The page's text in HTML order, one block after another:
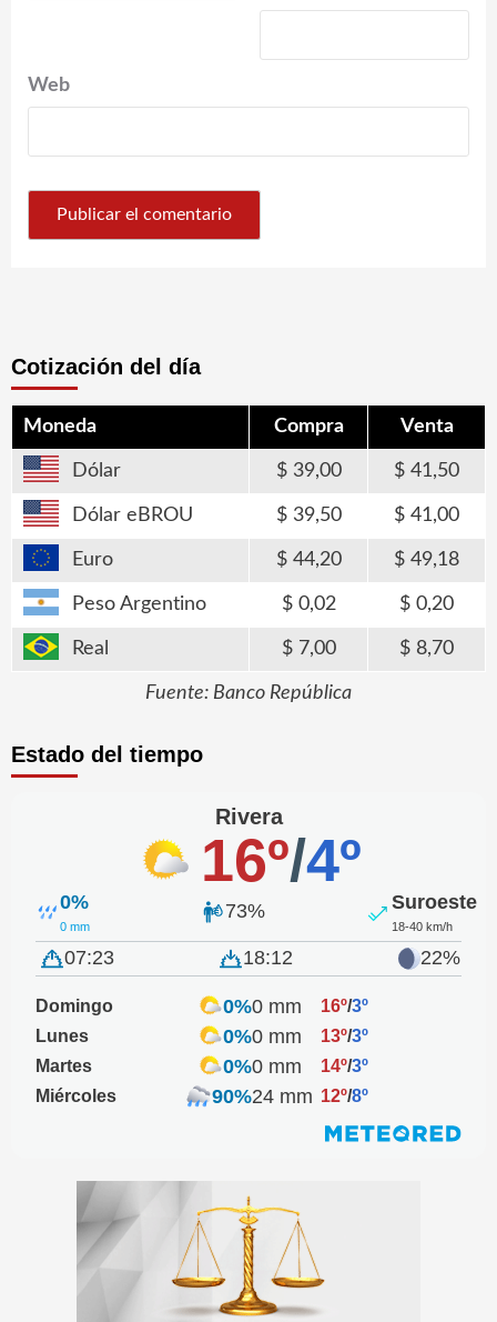
Web
Cotización del día
Moneda Compra Venta
Dólar 39,00 41,50
Dólar eBROU 39,50 41,00
Euro 44,20 49,18
Peso Argentino 0,02 0,20
Real 7,00 8,70
Fuente: Banco República
Estado del tiempo
Rivera
16º/4º
0%
0 mm
73% Suroeste
18-40 km/h
07:23 18:12 22%
Domingo 0%0 mm 16º/3º
Lunes
0%0 mm 13º/3º
Martes
0%0 mm 14º/3º
Miércoles
90%24 mm 12º/8º